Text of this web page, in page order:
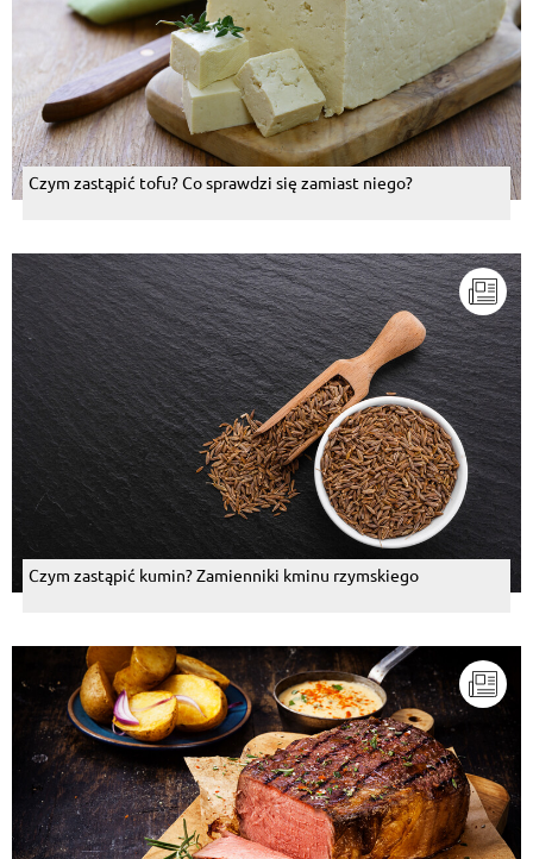
Czym zastąpić tofu? Co sprawdzi się zamiast niego?
Czym zastąpić kumin? Zamienniki kminu rzymskiego